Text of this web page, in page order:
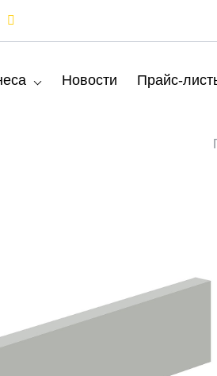
Новости Прайс-